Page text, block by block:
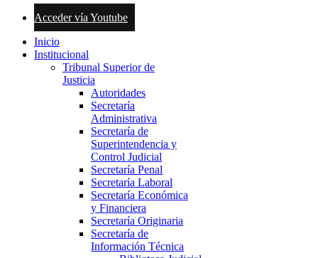
Acceder vía Youtube
Inicio
Institucional
Tribunal Superior de
Justicia
Autoridades
Secretaría
Administrativa
Secretaría de
Superintendencia y
Control Judicial
Secretaría Penal
Secretaría Laboral
Secretaría Económica
y Financiera
Secretaría Originaria
Secretaría de
Información Técnica